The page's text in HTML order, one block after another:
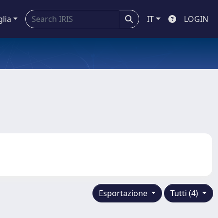
IT LOGIN
Tutti (4)
Esportazione